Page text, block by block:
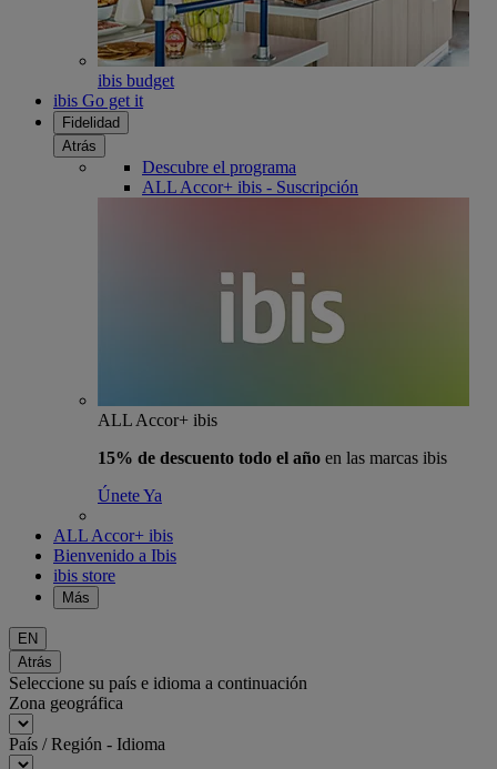
ibis budget
ibis Go get it
Fidelidad
Atrás
Descubre el programa
ALL Accor+ ibis - Suscripción
ALL Accor+ ibis
15% de descuento todo el año en las marcas ibis
Únete Ya
ALL Accor+ ibis
Bienvenido a Ibis
ibis store
Más
EN
Atrás
Seleccione su país e idioma a continuación
Zona geográfica
País / Región - Idioma